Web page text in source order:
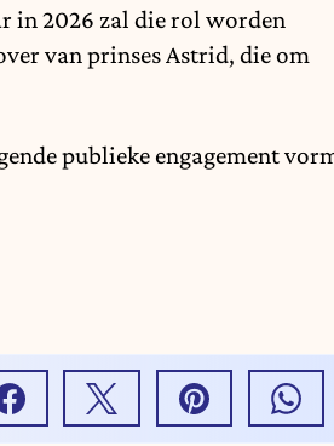
in 2026 zal die rol worden
van prinses Astrid, die om
publieke engagement